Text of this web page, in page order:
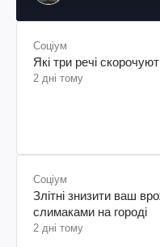
Соціум
Які три речі
2 дні тому
Соціум
Злітні знизити ваш
слимаками на городі
2 дні тому